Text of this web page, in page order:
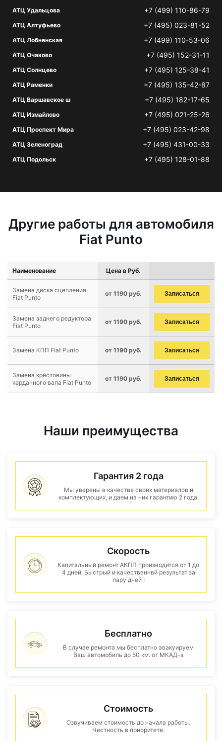
АТЦ Удальцова +7 (499) 110-86-79
АТЦ Алтуфьево +7 (495) 023-81-52
АТЦ Лобненская +7 (499) 110-53-06
АТЦ Очаково +7 (495) 152-31-11
АТЦ Солнцево +7 (495) 125-38-41
АТЦ Раменки +7 (495) 135-42-87
АТЦ Варшавское ш +7 (495) 182-17-65
АТЦ Измайлово +7 (495) 021-25-26
АТЦ Проспект Мира +7 (495) 023-42-98
АТЦ Зеленоград +7 (495) 431-00-33
АТЦ Подольск +7 (495) 128-01-88
Другие работы для автомобиля
Fiat Punto
Наименование Цена в Руб.
Замена диска сцепления
Fiat Punto
от 1190 руб. Записаться
Замена заднего редуктора
Fiat Punto
от 1190 руб. Записаться
Замена КПП Fiat Punto от 1190 руб. Записаться
Замена крестовины
карданного вала Fiat Punto
от 1190 руб. Записаться
Наши преимущества
Гарантия 2 года
Мы уверены в качестве своих материалов и
комплектующих, и даем на них гарантию 2 года.
Скорость
Капитальный ремонт АКПП производится от 1 до
4 дней. Быстрый и качественнвй результат за
пару дней !
Бесплатно
В случае ремонта мы бесплатно эвакуируем
Ваш автомобиль до 50 км. от МКАД-а
Стоимость
Озвучиваем стоимость до начала работы.
Честность в приоритете.